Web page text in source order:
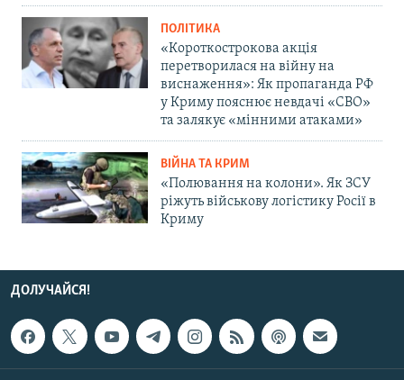
ПОЛІТИКА
«Короткострокова акція
перетворилася на війну на
виснаження»: Як пропаганда РФ
у Криму пояснює невдачі «СВО»
та залякує «мінними атаками»
ВІЙНА ТА КРИМ
«Полювання на колони». Як ЗСУ
ріжуть військову логістику Росії в
Криму
ДОЛУЧАЙСЯ!